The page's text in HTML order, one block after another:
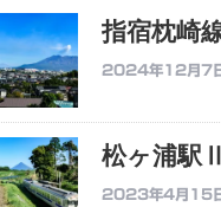
指宿枕崎
2024年12月7
松ヶ浦駅Ⅱ
2023年4月15